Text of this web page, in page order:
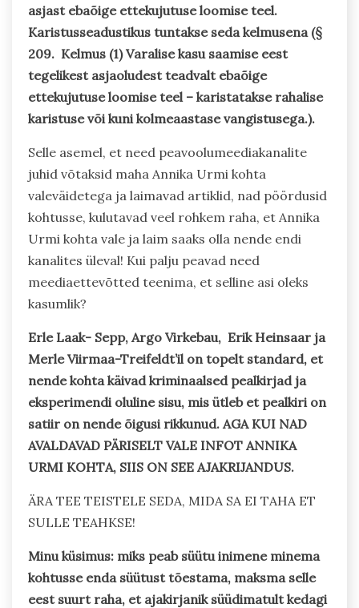
asjast ebaõige ettekujutuse loomise teel.
Karistusseadustikus tuntakse seda kelmusena (§
209. Kelmus (1) Varalise kasu saamise eest
tegelikest asjaoludest teadvalt ebaõige
ettekujutuse loomise teel – karistatakse rahalise
karistuse või kuni kolmeaastase vangistusega.).
Selle asemel, et need peavoolumeediakanalite
juhid võtaksid maha Annika Urmi kohta
valeväidetega ja laimavad artiklid, nad pöördusid
kohtusse, kulutavad veel rohkem raha, et Annika
Urmi kohta vale ja laim saaks olla nende endi
kanalites üleval! Kui palju peavad need
meediaettevõtted teenima, et selline asi oleks
kasumlik?
Erle Laak- Sepp, Argo Virkebau, Erik Heinsaar ja
Merle Viirmaa-Treifeldt’il on topelt standard, et
nende kohta käivad kriminaalsed pealkirjad ja
eksperimendi oluline sisu, mis ütleb et pealkiri on
satiir on nende õigusi rikkunud. AGA KUI NAD
AVALDAVAD PÄRISELT VALE INFOT ANNIKA
URMI KOHTA, SIIS ON SEE AJAKRIJANDUS.
ÄRA TEE TEISTELE SEDA, MIDA SA EI TAHA ET
SULLE TEAHKSE!
Minu küsimus: miks peab süütu inimene minema
kohtusse enda süütust tõestama, maksma selle
eest suurt raha, et ajakirjanik süüdimatult kedagi